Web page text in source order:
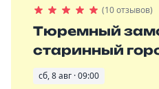
(10 отзывов)
Тюремный
старинный
сб, 8 авг · 09:00